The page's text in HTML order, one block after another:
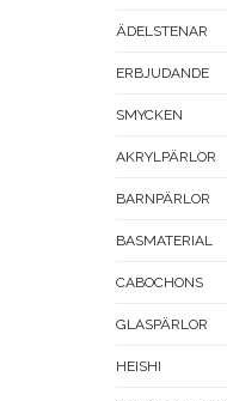
ÄDELSTENAR
ERBJUDANDE
SMYCKEN
AKRYLPÄRLOR
BARNPÄRLOR
BASMATERIAL
CABOCHONS
GLASPÄRLOR
HEISHI